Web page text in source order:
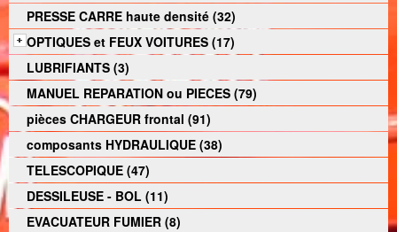
PRESSE CARRE haute densité (32)
OPTIQUES et FEUX VOITURES (17)
LUBRIFIANTS (3)
MANUEL REPARATION ou PIECES (79)
pièces CHARGEUR frontal (91)
composants HYDRAULIQUE (38)
TELESCOPIQUE (47)
DESSILEUSE - BOL (11)
EVACUATEUR FUMIER (8)